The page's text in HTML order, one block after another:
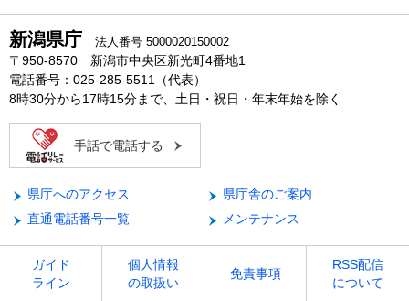
新潟県庁 法人番号 5000020150002
〒950-8570 新潟市中央区新光町4番地1
電話番号：025-285-5511（代表）
8時30分から17時15分まで、土日・祝日・年末年始を除く
手話で電話する
県庁へのアクセス
県庁舎のご案内
直通電話番号一覧
メンテナンス
ガイド
ライン
個人情報
の取扱い
免責事項
RSS配信
について